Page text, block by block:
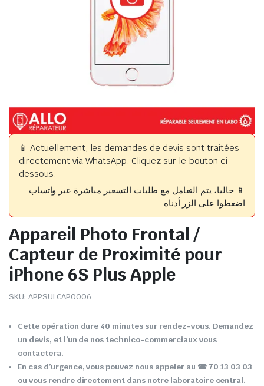
📱 Actuellement, les demandes de devis sont traitées
directement via WhatsApp. Cliquez sur le bouton ci-
dessous.
📱 حاليا، يتم التعامل مع طلبات التسعير مباشرة عبر واتساب.
اضغطوا على الزر أدناه.
Appareil Photo Frontal /
Capteur de Proximité pour
iPhone 6S Plus Apple
SKU: APPSULCAP0006
Cette opération dure 40 minutes sur rendez-vous. Demandez
un devis, et l’un de nos technico-commerciaux vous
contactera.
En cas d’urgence, vous pouvez nous appeler au ☎ 70 13 03 03
ou vous rendre directement dans notre laboratoire central.